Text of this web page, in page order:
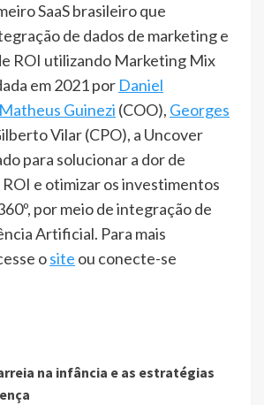
SaaS brasileiro que
de dados de marketing e
ROI utilizando Marketing Mix
em 2021 por Daniel
Matheus Guinezi (COO), Georges
Vilar (CPO), a Uncover
para solucionar a dor de
e otimizar os investimentos
por meio de integração de
Artificial. Para mais
osite ou conecte-se
na infância e as estratégias